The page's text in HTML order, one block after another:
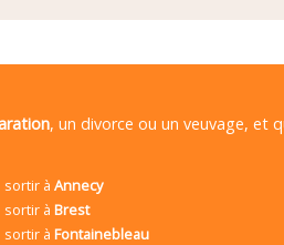
, un divorce ou un veuvage, et
sortir à Annecy
sortir à Brest
sortir à Fontainebleau